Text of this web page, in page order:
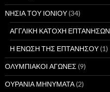
ΝΗΣΙΑ ΤΟΥ ΙΟΝΙΟΥ(34)
ΑΓΓΛΙΚΗ ΚΑΤΟΧΗ ΕΠΤΑΝΗΣΩΝ
Η ΕΝΩΣΗ ΤΗΣ ΕΠΤΑΝΗΣΟΥ(1)
ΟΛΥΜΠΙΑΚΟΙ ΑΓΩΝΕΣ (9)
ΟΥΡΑΝΙΑ ΜΗΝΥΜΑΤΑ(2)